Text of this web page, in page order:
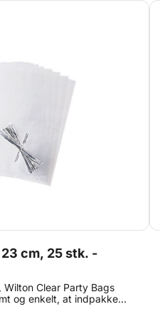
cm, 25 stk. -
Clear Party Bags
og enkelt, at indpakke